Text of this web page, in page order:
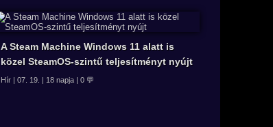
A Steam Machine Windows 11 alatt is
közel SteamOS-szintű teljesítményt nyújt
Hír | 07. 19. | 18 napja | 0 💬